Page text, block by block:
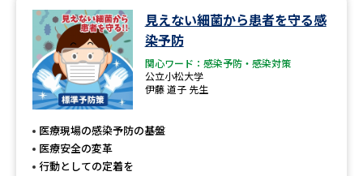
データサイエンス特集
デジタルパンフレット
新学年スタート号特集ページ
（高3生用）
新学年スタート号特集ページ
SELFBRAND特集ページ
見えない細菌から患者を守る感
染予防
関心ワード：感染予防・感染対策
公立小松大学
伊藤 道子 先生
医療現場の感染予防の基盤
医療安全の変革
行動としての定着を